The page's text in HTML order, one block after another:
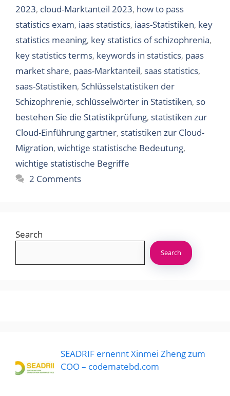
2023, cloud-Marktanteil 2023, how to pass
statistics exam, iaas statistics, iaas-Statistiken, key
statistics meaning, key statistics of schizophrenia,
key statistics terms, keywords in statistics, paas
market share, paas-Marktanteil, saas statistics,
saas-Statistiken, Schlüsselstatistiken der
Schizophrenie, schlüsselwörter in Statistiken, so
bestehen Sie die Statistikprüfung, statistiken zur
Cloud-Einführung gartner, statistiken zur Cloud-
Migration, wichtige statistische Bedeutung,
wichtige statistische Begriffe
2 Comments
Search
Search
SEADRIF ernennt Xinmei Zheng zum
COO – codematebd.com